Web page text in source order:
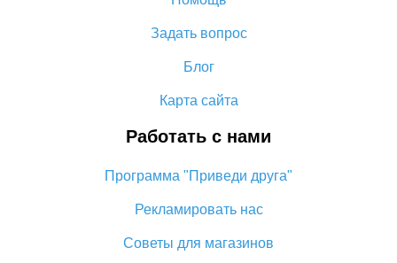
Алиэкспресс
Как сделать кэшбэк на Алиэкспресс: простые способы
Задать вопрос
Блог
Карта сайта
Работать с нами
Программа "Приведи друга"
Рекламировать нас
Советы для магазинов